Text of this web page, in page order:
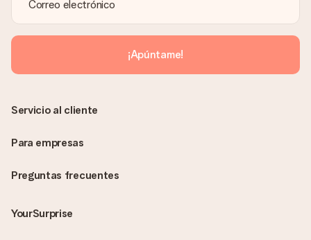
¿Se envía la factura junto con el pedido?
La factura y cualquier otra información relativa a tu regalo se
enviará únicamente por correo electrónico. El regalo se enviará
sin ninguna información adicional Así, evitaremos que la
persona que recibe el regalo la vea. ¡No le enviaremos nada
más que su increíble regalo! ¿Quieres que sepa quién se lo
¡Apúntame!
Preguntas frecuentes
YourSurprise
Servicio al cliente
Para empresas